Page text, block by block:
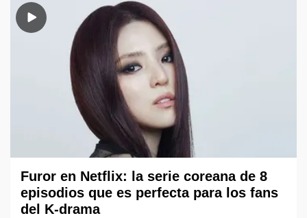
Furor en Netflix: la serie coreana de 8
episodios que es perfecta para los fans
del K-drama